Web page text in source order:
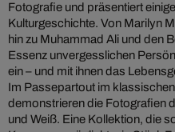
Fotografie und präsentiert
Kulturgeschichte. Von Marilyn
hin zu Muhammad Ali und den
Essenz unvergesslichen
ein – und mit ihnen das
Im Passepartout im
demonstrieren die Fotografien
und Weiß. Eine Kollektion, die